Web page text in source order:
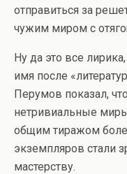
отправиться за
чужим миром с
Ну да это все
имя после
Перумов показал,
нетривиальные
общим тиражом
экземпляров стали
мастерству.